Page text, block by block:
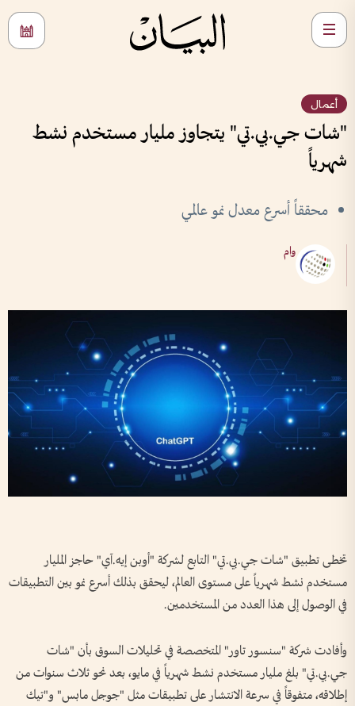
أعمال
"شات جي.بي.تي" يتجاوز مليار مستخدم نشط
شهرياً
محققاً أسرع معدل نمو عالمي
وام
تخطى تطبيق "شات جي.بي.تي" التابع لشركة "أوبن إيه.آي" حاجز المليار
مستخدم نشط شهرياً على مستوى العالم، ليحقق بذلك أسرع نمو بين التطبيقات
في الوصول إلى هذا العدد من المستخدمين.
وأفادت شركة "سنسور تاور" المتخصصة في تحليلات السوق بأن "شات
جي.بي.تي" بلغ مليار مستخدم نشط شهرياً في مايو، بعد نحو ثلاث سنوات من
إطلاقه، متفوقاً في سرعة الانتشار على تطبيقات مثل "جوجل مابس" و"تيك